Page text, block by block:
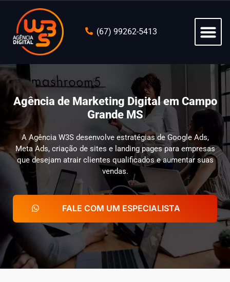
(67) 99262-5413
Agência de Marketing Digital em Campo
Grande MS
A Agência W3S desenvolve estratégias de Google Ads,
Meta Ads, criação de sites e landing pages para empresas
que desejam atrair clientes qualificados e aumentar suas
vendas.
FALE COM UM ESPECIALISTA